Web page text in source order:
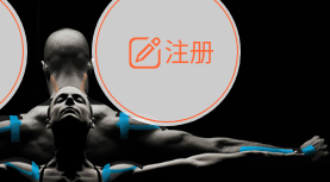
关节的半月板贴布张力用的100%，但自始至终
它都很坚强的贴着，没有出现过任何瘙痒的迹
象。不同的条件下，同一个身体，不同的部位
皮肤的敏感度也有不同。因此我们KINESIO要做
的，是在研发生产过程中竭尽全力的降低致敏
性，减少贴布本身带来的致敏率。那到底是什
么原因引起的过敏瘙痒呢？我整理了以下内容
各种各样的酵素起着适当的作用，为细胞创造
了适合居住的环境。 在现代医学上，这种细胞
因子是一种酶的观点往往被否定，但在体内有
有毒细菌和无毒细菌，它们起着保持身体平衡
的作用。 Kinesio肌内效贴不像药物那样在短时
间内表现出症状，而是通过花费时间创造一个
对身体没有伤害（副作用等）的环境来减轻症
筋膜，对关节进行非常轻柔的刺激，增加患部
的治疗区域。 snowflake“雪花”贴布不会妨碍皮
肤上下左右运动，有效的辅助修复关节周围组
织的筋膜。它可以作用于关节或肌肉表面，释
放压力，刺激深层筋膜。“雪花”贴扎疗法是一
种可以改变肌肉、筋膜和间质液之间自然流动
关系的方法。 间质液间质被称为人体的新器
注册